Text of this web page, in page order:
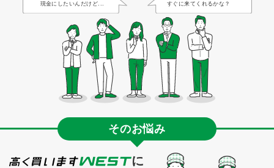
現金にしたいんだけど...
すぐに来てくれるかな？
そのお悩み
に